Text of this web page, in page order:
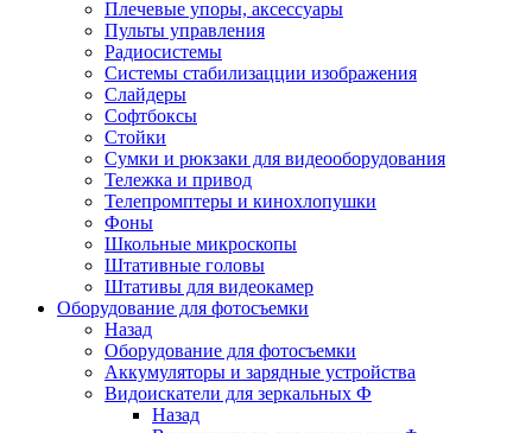
Плечевые упоры, аксессуары
Пульты управления
Радиосистемы
Системы стабилизацции изображения
Слайдеры
Софтбоксы
Стойки
Сумки и рюкзаки для видеооборудования
Тележка и привод
Телепромптеры и кинохлопушки
Фоны
Школьные микроскопы
Штативные головы
Штативы для видеокамер
Оборудование для фотосъемки
Назад
Оборудование для фотосъемки
Аккумуляторы и зарядные устройства
Видоискатели для зеркальных Ф
Назад